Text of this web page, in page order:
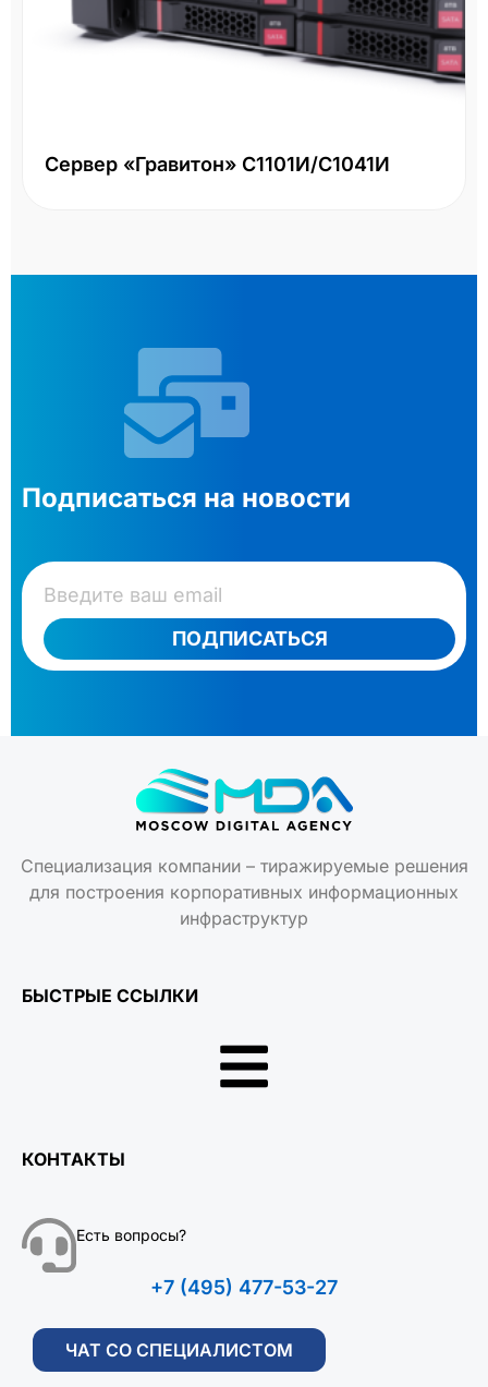
Сервер «Гравитон» С1101И/С1041И
Подписаться на новости
ПОДПИСАТЬСЯ
Специализация компании – тиражируемые решения
для построения корпоративных информационных
инфраструктур
БЫСТРЫЕ ССЫЛКИ
КОНТАКТЫ
Есть вопросы?
+7 (495) 477-53-27
ЧАТ СО СПЕЦИАЛИСТОМ